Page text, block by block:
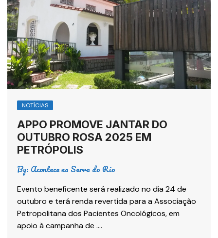
NOTÍCIAS
APPO PROMOVE JANTAR DO
OUTUBRO ROSA 2025 EM
PETRÓPOLIS
By: Acontece na Serra do Rio
Evento beneficente será realizado no dia 24 de
outubro e terá renda revertida para a Associação
Petropolitana dos Pacientes Oncológicos, em
apoio à campanha de ….